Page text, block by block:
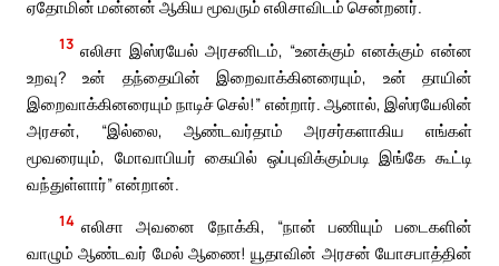
ஏதோமின் மன்னன் ஆகிய மூவரும் எலிசாவிடம் சென்றனர்.
13 எலிசா இஸ்ரயேல் அரசனிடம், “உனக்கும் எனக்கும் என்ன
உறவு? உன் தந்தையின் இறைவாக்கினரையும், உன் தாயின்
இறைவாக்கினரையும் நாடிச் செல்!” என்றார். ஆனால், இஸ்ரயேலின்
அரசன், “இல்லை, ஆண்டவர்தாம் அரசர்களாகிய எங்கள்
மூவரையும், மோவாபியர் கையில் ஒப்புவிக்கும்படி இங்கே கூட்டி
வந்துள்ளார்” என்றான்.
14 எலிசா அவனை நோக்கி, “நான் பணியும் படைகளின்
வாழும் ஆண்டவர் மேல் ஆணை! யூதாவின் அரசன் யோசபாத்தின்